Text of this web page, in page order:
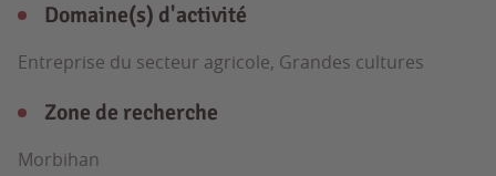
Domaine(s) d'activité
Entreprise du secteur agricole, Grandes cultures
Zone de recherche
Morbihan